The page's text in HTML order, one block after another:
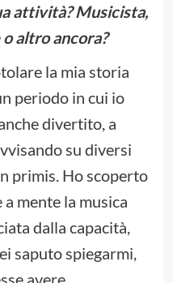
attività? Musicista,
altro ancora?
la mia storia
periodo in cui io
divertito, a
su diversi
primis. Ho scoperto
mente la musica
dalla capacità,
saputo spiegarmi,
avere